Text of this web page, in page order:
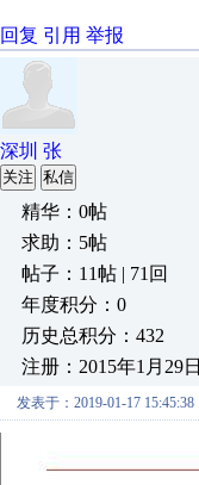
回复 引用 举报
深圳 张
关注 私信
精华：0帖
求助：5帖
帖子：11帖 | 71回
年度积分：0
历史总积分：432
注册：2015年1月29日
发表于：2019-01-17 15:45:38